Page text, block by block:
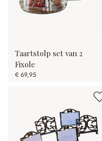
Taartstolp set van 2
Fixole
€ 69,95